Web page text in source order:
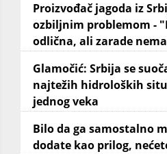
Proizvođač jagoda iz
ozbiljnim problemom -
odlična, ali zarade
Glamočić: Srbija se
najtežih hidroloških
jednog veka
Bilo da ga samostalno
dodate kao prilog,